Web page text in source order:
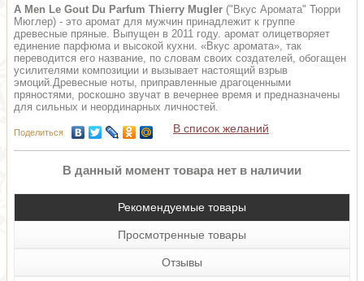
A Men Le Gout Du Parfum Thierry Mugler ("Вкус Аромата" Тюрри
Мюглер) - это аромат для мужчин принадлежит к группе
древесные пряные. Выпущен в 2011 году. аромат олицетворяет
единение парфюма и высокой кухни. «Вкус аромата», так
переводится его название, по словам своих создателей, обогащен
усилителями композиции и вызывает настоящий взрыв
эмоций.Древесные ноты, приправленные драгоценными
пряностями, роскошно звучат в вечернее время и предназначены
для сильных и неординарных личностей.
Поделиться В список желаний
В данный момент товара нет в наличии
Рекомендуемые товары
Просмотренные товары
Отзывы